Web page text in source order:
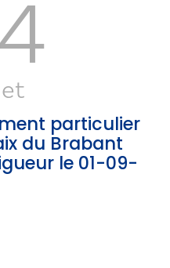
particulier
du Brabant
le 01-09-